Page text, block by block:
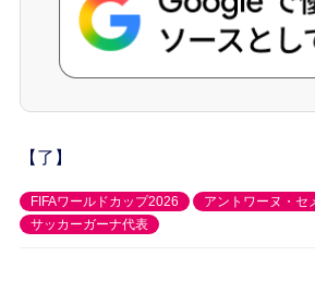
【了】
FIFAワールドカップ2026
アントワーヌ・セ
サッカーガーナ代表